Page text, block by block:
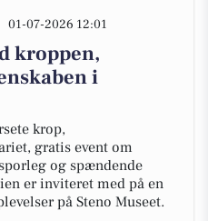
01-07-2026 12:01
kroppen,
i
krop,
gratis event om
og spændende
er inviteret med på en
på Steno Museet.